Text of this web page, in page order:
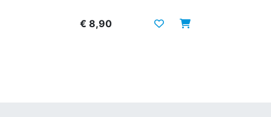
€ 8,90